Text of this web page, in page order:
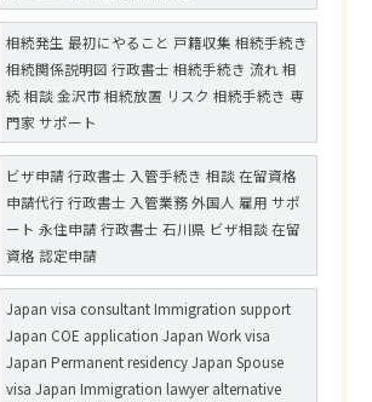
相続発生 最初にやること 戸籍収集 相続手続き
相続関係説明図 行政書士 相続手続き 流れ 相
続 相談 金沢市 相続放置 リスク 相続手続き 専
門家 サポート
ビザ申請 行政書士 入管手続き 相談 在留資格
申請代行 行政書士 入管業務 外国人 雇用 サポ
ート 永住申請 行政書士 石川県 ビザ相談 在留
資格 認定申請
Japan visa consultant Immigration support
Japan COE application Japan Work visa
Japan Permanent residency Japan Spouse
visa Japan Immigration lawyer alternative